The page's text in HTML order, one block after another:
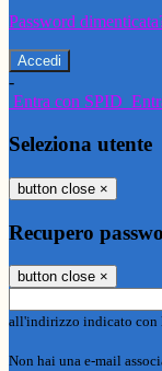
Password
-
Entra con SPID
Seleziona utente
button close ×
Recupero
button close ×
all'indirizzo indicato con
Non hai una e-mail